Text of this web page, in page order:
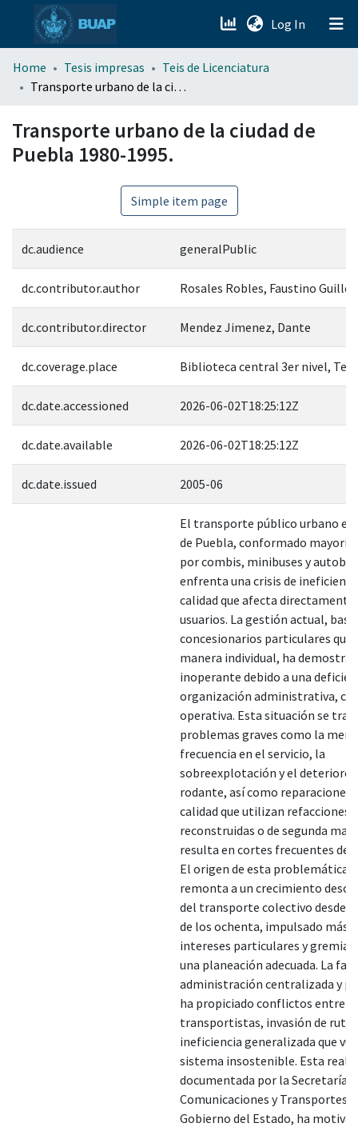
Log In (current)
menu.section.about_menu
Home Tesis impresas
Teis de Licenciatura
Transporte urbano de la ciudad de Puebla 1980-1995.
Transporte urbano de la ciudad de
Puebla 1980-1995.
Simple item page
dc.audience generalPublic
dc.contributor.author Rosales Robles, Faustino
dc.contributor.director Mendez Jimenez, Dante
dc.coverage.place Biblioteca central 3er nivel,
dc.date.accessioned 2026-06-02T18:25:12Z
dc.date.available 2026-06-02T18:25:12Z
dc.date.issued 2005-06
El transporte público urbano en
de Puebla, conformado
por combis, minibuses y
enfrenta una crisis de
calidad que afecta directamente
usuarios. La gestión actual,
concesionarios particulares que
manera individual, ha
inoperante debido a una
organización administrativa,
operativa. Esta situación se
problemas graves como la
frecuencia en el servicio, la
sobreexplotación y el deterioro
rodante, así como reparaciones
calidad que utilizan refacciones
reconstruidas o de segunda
resulta en cortes frecuentes del
El origen de esta problemática
remonta a un crecimiento
del transporte colectivo desde
de los ochenta, impulsado más
intereses particulares y
una planeación adecuada. La
administración centralizada y
ha propiciado conflictos entre
transportistas, invasión de rutas
ineficiencia generalizada que
sistema insostenible. Esta
documentada por la Secretaría
Comunicaciones y Transportes
Gobierno del Estado, ha